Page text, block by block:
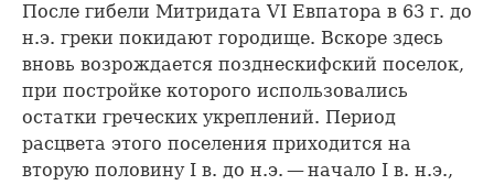
После гибели Митридата VI Евпатора в 63 г. до
н.э. греки покидают городище. Вскоре здесь
вновь возрождается позднескифский поселок,
при постройке которого использовались
остатки греческих укреплений. Период
расцвета этого поселения приходится на
вторую половину I в. до н.э. — начало I в. н.э.,